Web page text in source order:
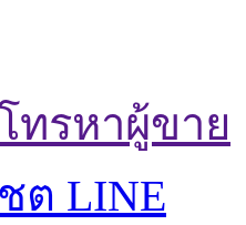
ทรหาผู้ขาย
ต LINE